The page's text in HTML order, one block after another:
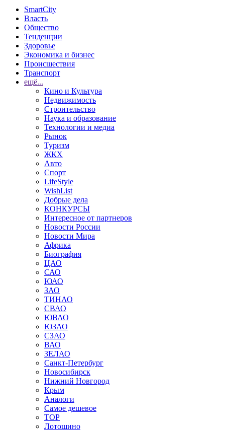
SmartCity
Власть
Общество
Тенденции
Здоровье
Экономика и бизнес
Происшествия
Транспорт
ещё...
Кино и Культура
Недвижимость
Строительство
Наука и образование
Технологии и медиа
Рынок
Туризм
ЖКХ
Авто
Спорт
LifeStyle
WishList
Добрые дела
КОНКУРСЫ
Интересное от партнеров
Новости России
Новости Мира
Африка
Биография
ЦАО
САО
ЮАО
ЗАО
ТИНАО
СВАО
ЮВАО
ЮЗАО
СЗАО
ВАО
ЗЕЛАО
Санкт-Петербург
Новосибирск
Нижний Новгород
Крым
Аналоги
Самое дешевое
TOP
Лотошино